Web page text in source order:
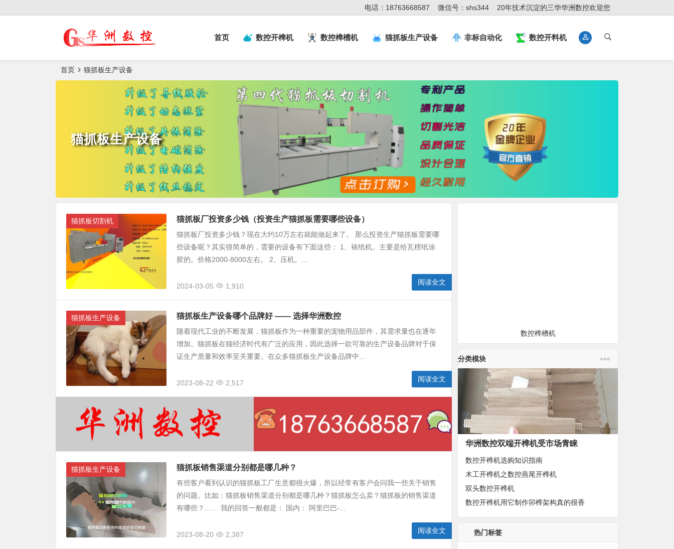
电话：18763668587 微信号：shs344 20年技术沉淀的三华华洲数控欢迎您
榫槽机|猫抓板生
产设备|非标 首页 数控开榫机 数控榫槽机 猫抓板生产设备 非标自动化 数控开料机
首页 猫抓板生产设备
猫抓板生产设备
猫抓板切割机 猫抓板厂投资多少钱（投资生产猫抓板需要哪些设备）
猫抓板厂投资多少钱？现在大约10万左右就能做起来了。 那么投资生产猫抓板需要哪
些设备呢？其实很简单的，需要的设备有下面这些： 1、裱纸机。主要是给瓦楞纸涂
胶的。价格2000-8000左右。 2、压机。...
2024-03-05 1,910 阅读全文
猫抓板生产设备 猫抓板生产设备哪个品牌好 —— 选择华洲数控
随着现代工业的不断发展，猫抓板作为一种重要的宠物用品部件，其需求量也在逐年
增加。猫抓板在猫经济时代有广泛的应用，因此选择一款可靠的生产设备品牌对于保
证生产质量和效率至关重要。在众多猫抓板生产设备品牌中...
2023-08-22 2,517 阅读全文
猫抓板生产设备 猫抓板销售渠道分别都是哪几种？
有些客户看到认识的猫抓板工厂生意都很火爆，所以经常有客户会问我一些关于销售
的问题。比如：猫抓板销售渠道分别都是哪几种？猫抓板怎么卖？猫抓板的销售渠道
有哪些？…… 我的回答一般都是： 国内： 阿里巴巴-...
2023-08-20 2,387 阅读全文
数控榫槽机
分类模块
华洲数控双端开榫机受市场青睐
数控开榫机选购知识指南
木工开榫机之数控燕尾开榫机
双头数控开榫机
数控开榫机用它制作卯榫架构真的很香
热门标签